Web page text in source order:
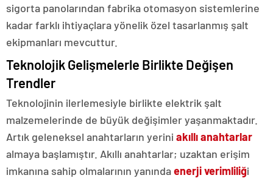
sigorta panolarından fabrika otomasyon sistemlerine
kadar farklı ihtiyaçlara yönelik özel tasarlanmış şalt
ekipmanları mevcuttur.
Teknolojik Gelişmelerle Birlikte Değişen
Trendler
Teknolojinin ilerlemesiyle birlikte elektrik şalt
malzemelerinde de büyük değişimler yaşanmaktadır.
Artık geleneksel anahtarların yerini akıllı anahtarlar
almaya başlamıştır. Akıllı anahtarlar; uzaktan erişim
imkanına sahip olmalarının yanındaenerji verimliliği